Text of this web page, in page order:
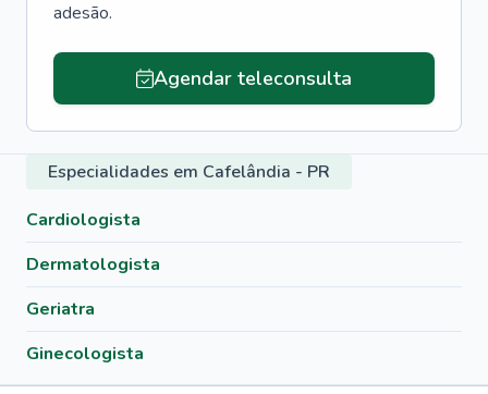
adesão.
Agendar teleconsulta
Especialidades em Cafelândia - PR
Cardiologista
Dermatologista
Geriatra
Ginecologista